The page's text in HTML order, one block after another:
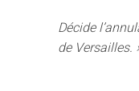
Décide
de Versailles.